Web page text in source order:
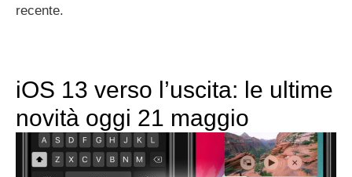
recente.
iOS 13 verso l’uscita: le ultime
novità oggi 21 maggio